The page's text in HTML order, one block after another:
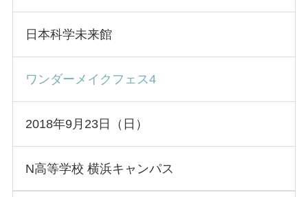
日本科学未来館
ワンダーメイクフェス4
2018年9月23日（日）
N高等学校 横浜キャンパス